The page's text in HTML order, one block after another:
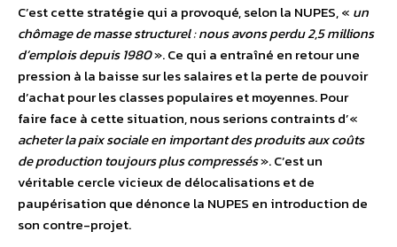
C’est cette stratégie qui a provoqué, selon la NUPES, « un
chômage de masse structurel : nous avons perdu 2,5 millions
d’emplois depuis 1980». Ce qui a entraîné en retour une
pression à la baisse sur les salaires et la perte de pouvoir
d’achat pour les classes populaires et moyennes. Pour
faire face à cette situation, nous serions contraints d’«
acheter la paix sociale en important des produits aux coûts
de production toujours plus compressés». C’est un
véritable cercle vicieux de délocalisations et de
paupérisation que dénonce la NUPES en introduction de
son contre-projet.